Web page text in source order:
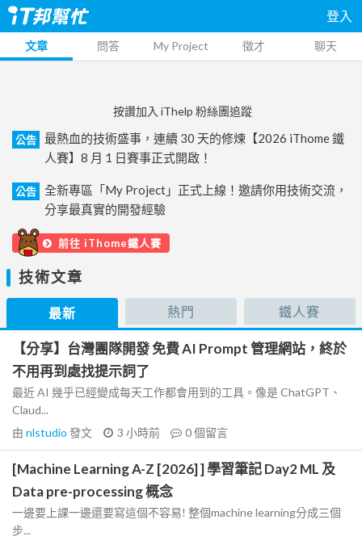
登入
文章 問答 My Project 徵才 聊天
按讚加入 iThelp 粉絲團追蹤
公告
最熱血的技術盛事，連續 30 天的修煉【2026 iThome 鐵
人賽】8 月 1 日賽事正式開啟！
公告
全新專區「My Project」正式上線！邀請你用技術交流，
分享最真實的開發經驗
前往 iThome鐵人賽
技術文章
最新 熱門 鐵人賽
【分享】台灣團隊開發 免費 AI Prompt 管理網站，終於
不用再到處找提示詞了
最近 AI 幾乎已經變成每天工作都會用到的工具。像是 ChatGPT、
Claud...
由 nlstudio 發文 3 小時前 0個留言
[Machine Learning A-Z [2026] ] 學習筆記 Day2 ML 及
Data pre-processing 概念
一邊要上課一邊還要寫這個不容易! 整個machine learning分成三個
步...